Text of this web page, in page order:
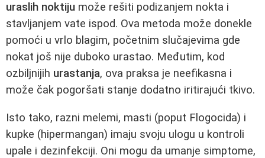
uraslih noktiju može rešiti podizanjem nokta i
stavljanjem vate ispod. Ova metoda može donekle
pomoći u vrlo blagim, početnim slučajevima gde
nokat još nije duboko urastao. Međutim, kod
ozbiljnijih urastanja, ova praksa je neefikasna i
može čak pogoršati stanje dodatno iritirajući tkivo.
Isto tako, razni melemi, masti (poput Flogocida) i
kupke (hipermangan) imaju svoju ulogu u kontroli
upale i dezinfekciji. Oni mogu da umanje simptome,